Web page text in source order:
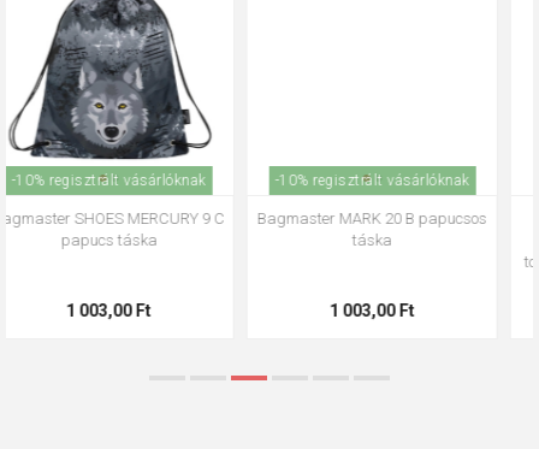
-10% regisztrált vásárlóknak
Bagmaster MARK 20 B papucsos
táska
1 003,00 Ft
-10% regisztrált vásárlóknak
Bagmaster táska ALFA 21 A
iskolatáska papucshoz /
5 865,00 Ft